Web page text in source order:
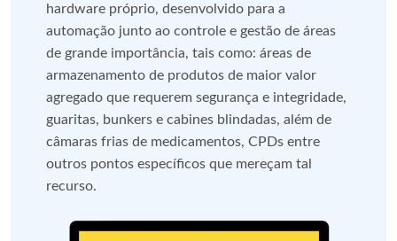
hardware próprio, desenvolvido para a
automação junto ao controle e gestão de áreas
de grande importância, tais como: áreas de
armazenamento de produtos de maior valor
agregado que requerem segurança e integridade,
guaritas, bunkers e cabines blindadas, além de
câmaras frias de medicamentos, CPDs entre
outros pontos específicos que mereçam tal
recurso.